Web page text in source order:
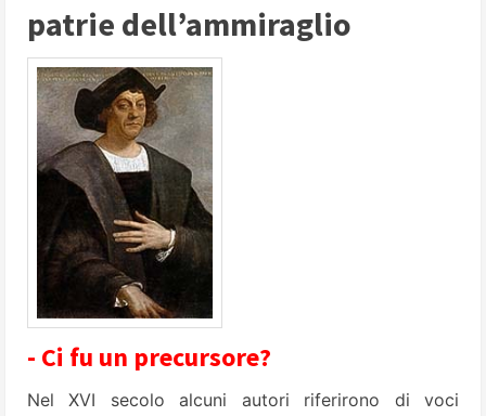
patrie dell’ammiraglio
- Ci fu un precursore?
Nel XVI secolo alcuni autori riferirono di voci